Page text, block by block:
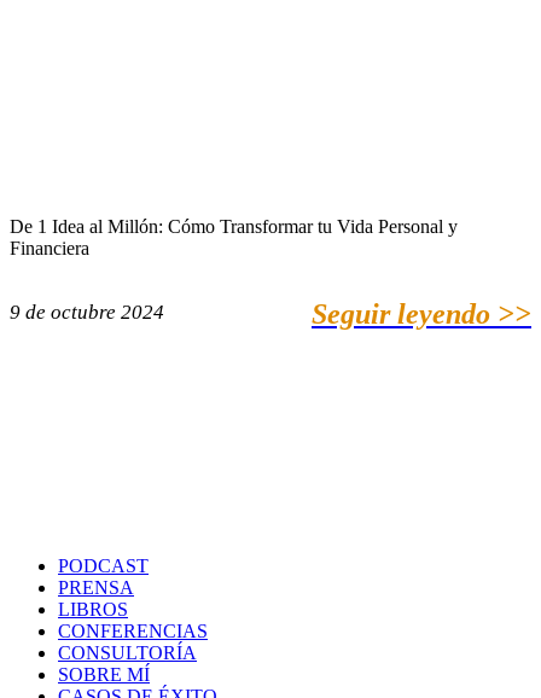
De 1 Idea al Millón: Cómo Transformar tu Vida Personal y
Financiera
9 de octubre 2024 Seguir leyendo >>
PODCAST
PRENSA
LIBROS
CONFERENCIAS
CONSULTORÍA
SOBRE MÍ